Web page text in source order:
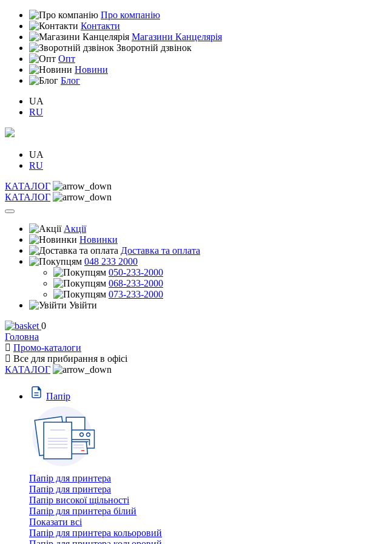
Про компанію
Контакти
Магазини Канцелярія
Зворотній дзвінок
Опт
Новини
Блог
UA
RU
UA
RU
КАТАЛОГ
КАТАЛОГ
Акції
Новинки
Доставка та оплата
048 233 2000
050-233-2000
068-233-2000
073-233-2000
Увійти
0
Головна
Промо-каталоги
Все для прибирання в офiсi
КАТАЛОГ
Пaпiр
Папір для принтера
Папір для принтера
Папір високої щільності
Папір для принтера білий
Показати всі
Папір для принтера кольоровий